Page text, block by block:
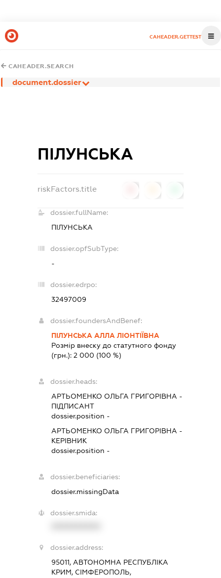
CAHEADER.GETTEST
CAHEADER.SEARCH
document.dossier
ПІЛУНСЬКА
riskFactors.title
dossier.fullName:
ПІЛУНСЬКА
dossier.opfSubType:
-
dossier.edrpo:
32497009
dossier.foundersAndBenef:
ПІЛУНСЬКА АЛЛА ЛІОНТІЇВНА
Розмір внеску до статутного фонду
(грн.):2 000 (100 %)
dossier.heads:
АРТЬОМЕНКО ОЛЬГА ГРИГОРІВНА -
ПІДПИСАНТ
dossier.position -
АРТЬОМЕНКО ОЛЬГА ГРИГОРІВНА -
КЕРІВНИК
dossier.position -
dossier.beneficiaries:
dossier.missingData
dossier.smida:
dossier.address:
95011, АВТОНОМНА РЕСПУБЛІКА
КРИМ, СІМФЕРОПОЛЬ,